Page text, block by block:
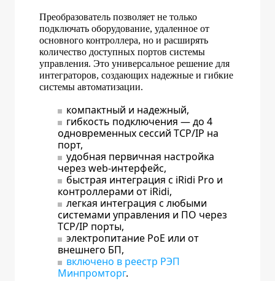
Преобразователь позволяет не только
подключать оборудование, удаленное от
основного контроллера, но и расширять
количество доступных портов системы
управления. Это универсальное решение для
интеграторов, создающих надежные и гибкие
системы автоматизации.
компактный и надежный,
гибкость подключения — до 4
одновременных сессий TCP/IP на
порт,
удобная первичная настройка
через web-интерфейс,
быстрая интеграция с iRidi Pro и
контроллерами от iRidi,
легкая интеграция с любыми
системами управления и ПО через
TCP/IP порты,
электропитание PoE или от
внешнего БП,
включено в реестр РЭП
Минпромторг.